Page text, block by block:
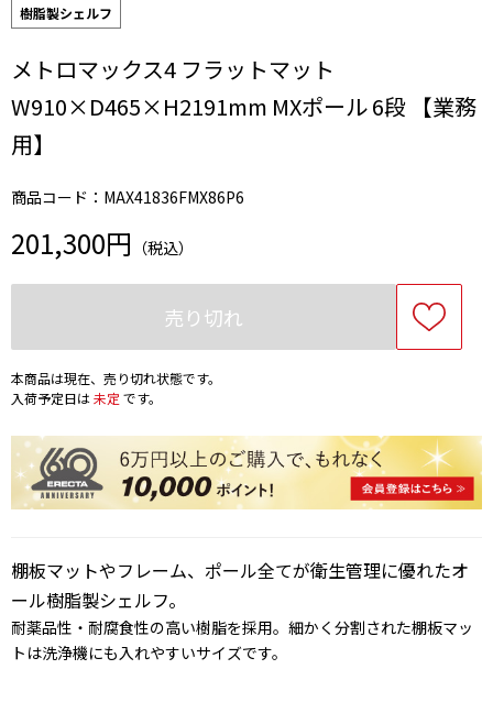
樹脂製シェルフ
メトロマックス4 フラットマット
W910×D465×H2191mm MXポール 6段 【業務
用】
商品コード：MAX41836FMX86P6
201,300円 （税込）
売り切れ
本商品は現在、売り切れ状態です。
入荷予定日は未定 です。
棚板マットやフレーム、ポール全てが衛生管理に優れたオ
ール樹脂製シェルフ。
耐薬品性・耐腐食性の高い樹脂を採用。細かく分割された棚板マッ
トは洗浄機にも入れやすいサイズです。